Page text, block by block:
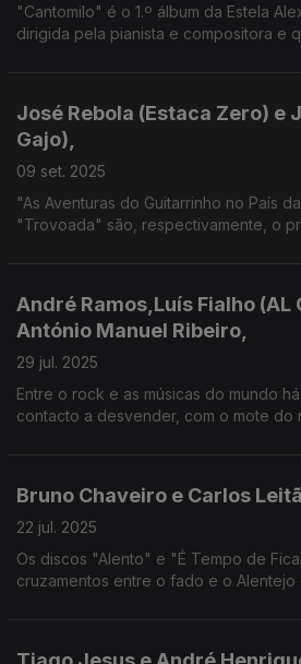
"Cantomilo" é o 1.º álbum da Estela
dirigida pela pianista e compositora e
José Rebola (Estaca Zero) e
Gajo),
09 set. 2025
"As Aventuras do Guitarrinho no País
"Trovoada" são, respectivamente, o
André Ramos,Luís Fialho (AL
António Manuel Ribeiro,
29 jul. 2025
Entre o rock e as músicas do mundo
contacto a desvender, com o mote do
Bruno Chaveiro e Carlos
22 jul. 2025
Os discos "Alento" e "É Tempo de
cruzamentos entre o fado e o Alentejo